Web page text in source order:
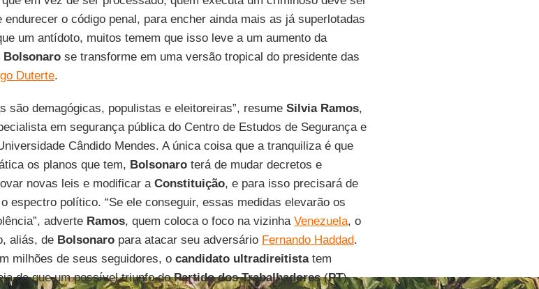
endurecer o código penal, para encher ainda mais as já superlotadas
um antídoto, muitos temem que isso leve a um aumento da
Bolsonarose transforme em uma versão tropical do presidente das
Duterte.
são demagógicas, populistas e eleitoreiras”, resume Silvia Ramos,
em segurança pública do Centro de Estudos de Segurança e
Cândido Mendes. A única coisa que a tranquiliza é que
os planos que tem, Bolsonaroterá de mudar decretos e
novas leis e modificar a Constituição, e para isso precisará de
espectro político. “Se ele conseguir, essas medidas elevarão os
adverte Ramos, quem coloca o foco na vizinha Venezuela, o
aliás, de Bolsonaropara atacar seu adversário Fernando Haddad.
milhões de seus seguidores, o candidato ultradireitistatem
de que um possível triunfo doPartido dos Trabalhadores(PT)